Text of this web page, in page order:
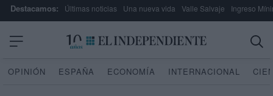
Destacamos: Últimas noticias Una nueva vida Valle Salvaje Ingreso
OPINIÓN ESPAÑA ECONOMÍA INTERNACIONAL